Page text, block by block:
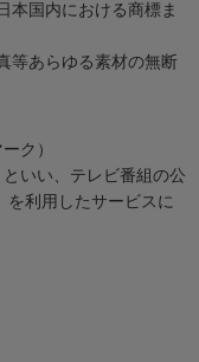
本国内における商標ま
等あらゆる素材の無断
ク）
といい、テレビ番組の公
を利用したサービスに